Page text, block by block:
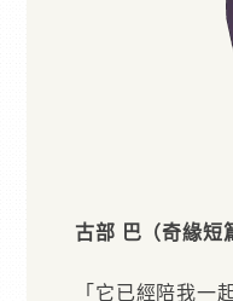
古部 巴（奇緣短
「它已經陪我一